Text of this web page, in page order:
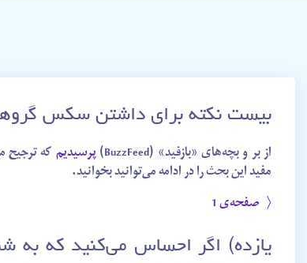
بیست نکته برای داشتن سکس
از بر و بچه‌های «بازفید» (BuzzFeed) پرسیدیمکه
مفید این بحث را در ادامه می‌توانید بخوانید.
〈 صفحه‌ی 1
یازده) اگر احساس می‌کنید که به